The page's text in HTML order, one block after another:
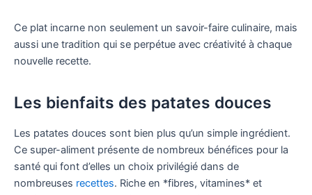
Ce plat incarne non seulement un savoir-faire culinaire, mais
aussi une tradition qui se perpétue avec créativité à chaque
nouvelle recette.
Les bienfaits des patates douces
Les patates douces sont bien plus qu’un simple ingrédient.
Ce super-aliment présente de nombreux bénéfices pour la
santé qui font d’elles un choix privilégié dans de
nombreuses recettes. Riche en *fibres, vitamines* et